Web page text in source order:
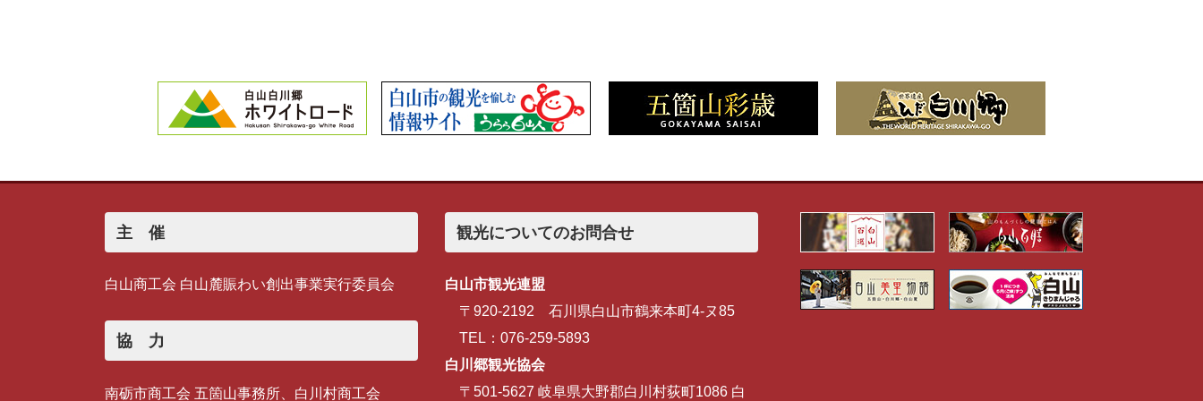
主 催
白山商工会 白山麓賑わい創出事業実行委員会
協 力
南砺市商工会 五箇山事務所、白川村商工会
観光についてのお問合せ
白山市観光連盟
〒920-2192 石川県白山市鶴来本町4-ヌ85
TEL：076-259-5893
白川郷観光協会
〒501-5627 岐阜県大野郡白川村荻町1086 白